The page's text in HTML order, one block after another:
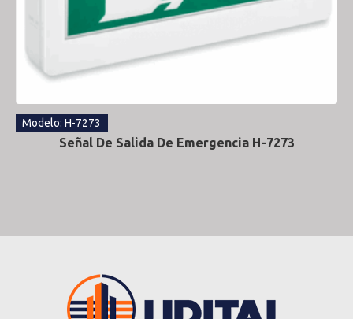
Modelo: H-7273
Señal De Salida De Emergencia H-7273